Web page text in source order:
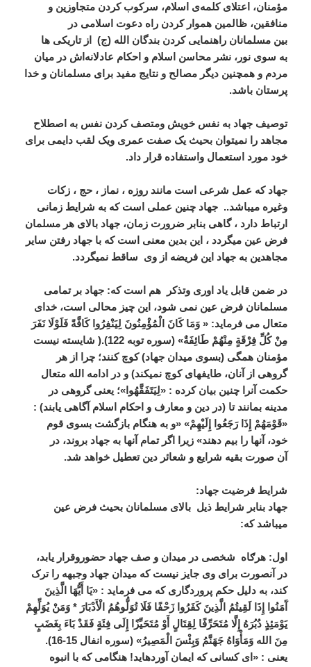
مؤمنان، اعتلای کلمه‌ی اسلام، سرکوب کردن متجاوزین و
منافقین، ظالمین هموار کردن راه دعوت اسلامی در
بین مسلمانان راهنمایی کردن بندگان الله (ج) از تاریکی ها
به سوی نور، نشر محاسن اسلام و احکام عادلانه‌اش در میان
مردم و همچنین دیگر مصالح و نتایج مفید برای مسلمانان و خدا
پرستان باشد.
توصیف جهاد به نفس خویش ومتصف کردن نفس به اصطلاح
مجاهد را نمیتوان بحیث یک صفت عمری ویک لقب دایمی برای
خود مورد استعمال واستفاده قرار داد.
جهاد كه عمل شرعی است مانند روزه ، نماز ، حج ، زکات
وغیره میباشد.. جهاد چنین عملی است که به شرایط زمانی
ارتباط دارد ، گاهی بنابر ضرورت زمان، جهاد بالای هر مسلمان
فرض عین میگردد ، این بدین معنی است که با جهاد رفتن سایر
مجاهدین به جهاد این فریضه از وی ساقط نمیگردد.
در ضمن قابل یاد اوری وتذكر هم است که: جهاد بر تمامی
مسلمانان فرض عین نمی شود، این چیز محالی است، خدای
متعال می فرماید: « وَمَا کَانَ الْمُؤْمِنُونَ لِیَنْفِرُوا کَافَّةً فَلَوْلَا نَفَرَ
مِنْ کُلِّ فِرْقَةٍ مِنْهُمْ طَائِفَةٌ» (سوره توبه 122).( شایسته نیست
مؤمنان همگی (بسوی میدان جهاد) کوچ کنند؛ چرا از هر
گروهی از آنان، طایفه‏ای کوچ نمی‏کند) و در ادامه الله متعال
حکمت آنرا چنین بیان کرده : «لِیَتَفَقَّهُوا»؛ یعنی گروهی در
مدینه بمانند تا (در دین و معارف و احکام اسلام آگاهی یابند) :
«قَوْمَهُمْ إِذَا رَجَعُوا إِلَیْهِمْ» «و به هنگام بازگشت بسوی قوم
خود، آنها را بیم دهند» زیرا اگر تمام آنها به جهاد بروند، در
آن صورت بقیه شرایع و شعائر دین تعطیل خواهد شد.
شرایط فرضیت جهاد:
جهاد بنابر شرایط ذیل بالای مسلمانان بحیث فرض عین
میباشد که:
اول:هرګاه شخصی در میدان و صف جهاد حضوروقرار یابد،
در آنصورت برای وی جایز نیست که میدان جهاد وجبهه را ترک
کند، به دلیل حکم پروردگاری که می فرماید : «یَا أَیُّهَا الَّذِینَ
آَمَنُوا إِذَا لَقِیتُمُ الَّذِینَ کَفَرُوا زَحْفًا فَلَا تُوَلُّوهُمُ الْأَدْبَارَ * وَمَنْ یُوَلِّهِمْ
یَوْمَئِذٍ دُبُرَهُ إِلَّا مُتَحَرِّفًا لِقِتَالٍ أَوْ مُتَحَیِّزًا إِلَی فِئَةٍ فَقَدْ بَاءَ بِغَضَبٍ
مِنَ الله وَمَأْوَاهُ جَهَنَّمُ وَبِئْسَ الْمَصِیرُ» (سوره انفال 15-16).
یعنی : «ای کسانی که ایمان آورده‏اید! هنگامی که با انبوه